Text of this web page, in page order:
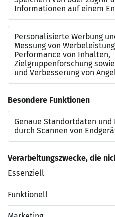
Interessiert?
Der Masterplan für Ihre
Job, der zu Ihnen passt. Jetzt
klicken!
Kontakt zu uns
Lisa Payer
lisa.payer@dis-ag.com
+49 711 222490 11